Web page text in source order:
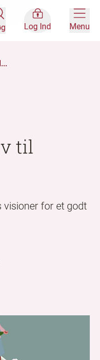
Log Ind Menu
til
visioner for et godt